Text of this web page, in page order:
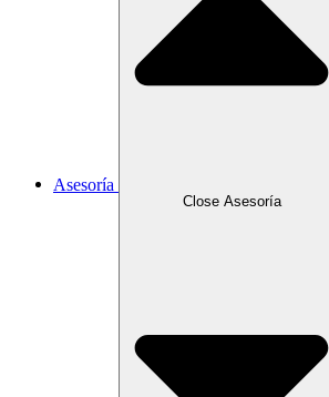
Asesoría
Close Asesoría